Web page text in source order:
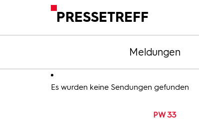
PRESSETREFF
Meldungen
Es wurden keine Sendungen gefunden
PW 33